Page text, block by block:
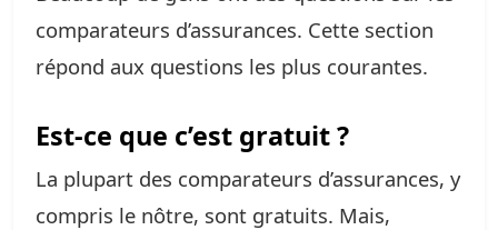
comparateurs d’assurances. Cette section
répond aux questions les plus courantes.
Est-ce que c’est gratuit ?
La plupart des comparateurs d’assurances, y
compris le nôtre, sont gratuits. Mais,